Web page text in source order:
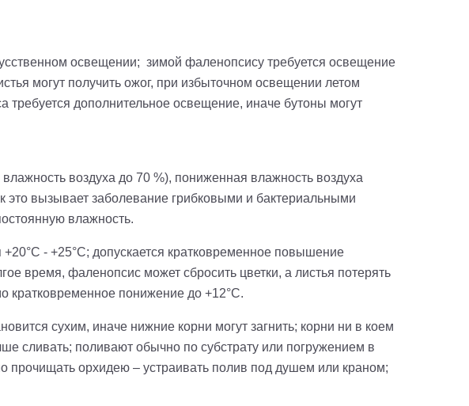
освещении; зимой фаленопсису требуется освещение
могут получить ожог, при избыточном освещении летом
дополнительное освещение, иначе бутоны могут
воздуха до 70 %), пониженная влажность воздуха
это вызывает заболевание грибковыми и бактериальными
влажность.
- +25°С; допускается кратковременное повышение
время, фаленопсис может сбросить цветки, а листья потерять
кратковременное понижение до +12°С.
сухим, иначе нижние корни могут загнить; корни ни в коем
сливать; поливают обычно по субстрату или погружением в
прочищать орхидею – устраивать полив под душем или краном;